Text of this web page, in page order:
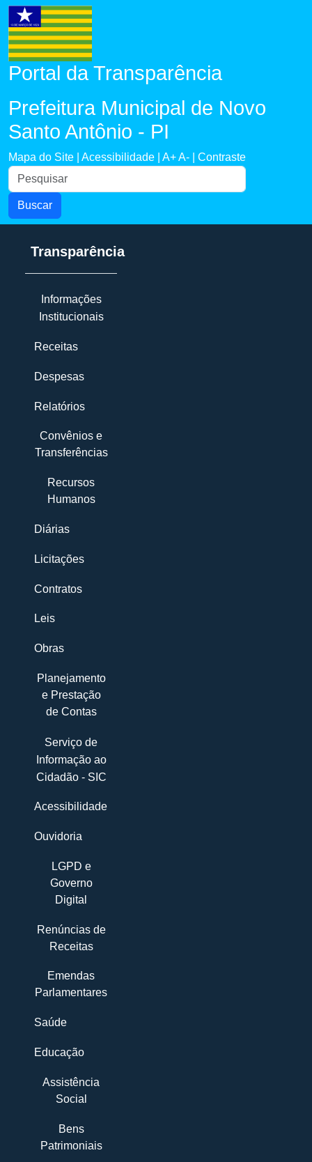
Portal da Transparência
Prefeitura Municipal de Novo
Santo Antônio - PI
Mapa do Site | Acessibilidade | A+A- | Contraste
Buscar
Transparência
Informações
Institucionais
Receitas
Despesas
Relatórios
Convênios e
Transferências
Recursos
Humanos
Diárias
Licitações
Contratos
Leis
Obras
Planejamento
e Prestação
de Contas
Serviço de
Informação ao
Cidadão - SIC
Acessibilidade
Ouvidoria
LGPD e
Governo
Digital
Renúncias de
Receitas
Emendas
Parlamentares
Saúde
Educação
Assistência
Social
Bens
Patrimoniais